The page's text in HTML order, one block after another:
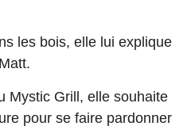
les bois, elle lui explique
Mystic Grill, elle souhaite
pour se faire pardonner